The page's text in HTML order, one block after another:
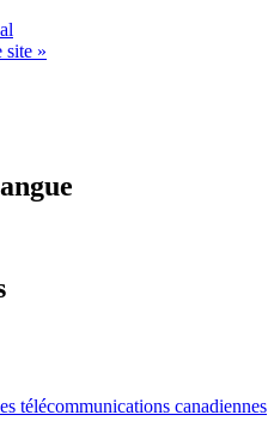
site »
télécommunications canadiennes